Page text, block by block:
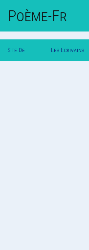
Poème-Fr
Site De Les Ecrivains